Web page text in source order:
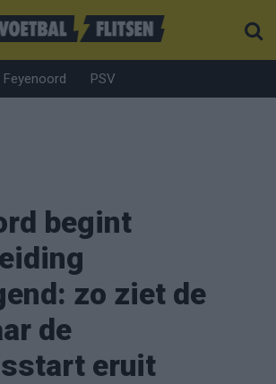
Feyenoord PSV
begint
zo ziet de
de
eruit